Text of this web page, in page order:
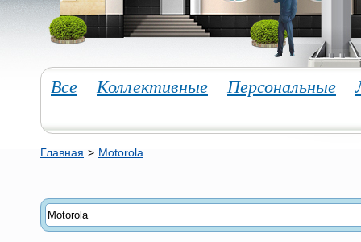
Все Коллективные Персональные
Главная > Motorola